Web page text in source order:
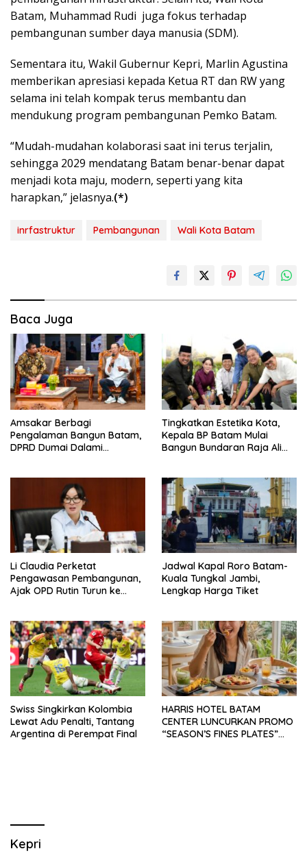
Batam, Muhammad Rudi juga fokus terhadap
pembangunan sumber daya manusia (SDM).
Sementara itu, Wakil Gubernur Kepri, Marlin Agustina
memberikan apresiasi kepada Ketua RT dan RW yang
selama ini telah kompak terus membantu dan
mendukung program pembangunan Pemko Batam.
“Mudah-mudahan kolaborasi saat ini terus terjalin,
sehingga 2029 mendatang Batam benar-benar dapat
menjadi kota maju, modern, seperti yang kita
harapkan,” jelasnya.(*)
inrfastruktur Pembangunan Wali Kota Batam
Baca Juga
Amsakar Berbagi
Pengalaman Bangun Batam,
DPRD Dumai Dalami
Tingkatkan Estetika Kota,
Kepala BP Batam Mulai
Bangun Bundaran Raja Ali
Li Claudia Perketat
Pengawasan Pembangunan,
Ajak OPD Rutin Turun ke
Jadwal Kapal Roro Batam-
Kuala Tungkal Jambi,
Lengkap Harga Tiket
Swiss Singkirkan Kolombia
Lewat Adu Penalti, Tantang
Argentina di Perempat Final
HARRIS HOTEL BATAM
CENTER LUNCURKAN PROMO
“SEASON’S FINES PLATES”
Kepri